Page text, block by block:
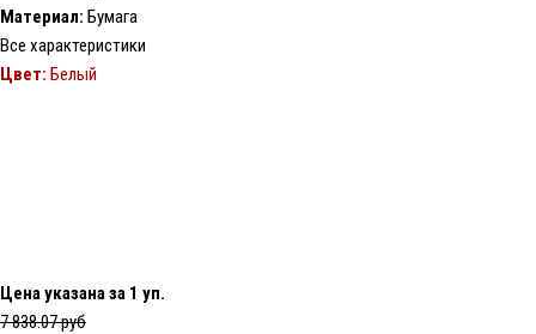
Материал: Бумага
Все характеристики
Цвет: Белый
Цена указана за 1 уп.
7 838.07 руб